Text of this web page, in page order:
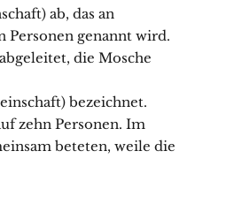
ab, das an
Personen genannt wird.
die Mosche
bezeichnet.
zehn Personen. Im
beteten, weile die